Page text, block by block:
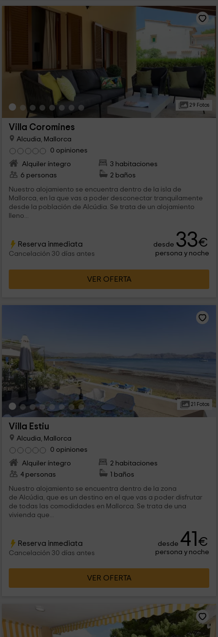
29 Fotos
Villa Coromines
Alcudia, Mallorca
0 opiniones
Alquiler íntegro
3 habitaciones
6 personas
2 baños
Nuestro alojamiento se encuentra dentro de la isla de
Mallorca, en la que vas a poder desconectar tranquilamente
desde la población de Alcúdia. Se trata de un alojamiento
lleno...
Reserva inmediata
Cancelación 30 días antes
desde 33€
persona y noche
VER OFERTA
21 Fotos
Villa Estiu
Alcudia, Mallorca
0 opiniones
Alquiler íntegro
2 habitaciones
4 personas
1 baños
Nuestro alojamiento se encuentra dentro de la zona
de Alcúdia, que es un destino en el que vas a poder disfrutar
de todas las comodidades en Mallorca. Se trata de una
vivienda que...
Reserva inmediata
Cancelación 30 días antes
desde 41€
persona y noche
VER OFERTA